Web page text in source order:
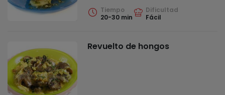
Tiempo
20-30 min
Dificultad
Fácil
Revuelto de hongos